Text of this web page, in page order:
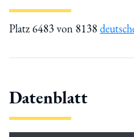
Platz 6483 von 8138
Datenblatt